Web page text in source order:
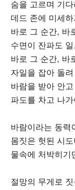
숨을 고르며 기
데드 존에 미세
바로 그 순간, 바
수면이 잔파도
바로 그 순간, 바
자일을 잡아 돌려
바람을 받아 안고
파도를 차고 나
바람이라는 동력
몸짓은 헛된 시
물속에 처박히기
절망의 무게로 짓